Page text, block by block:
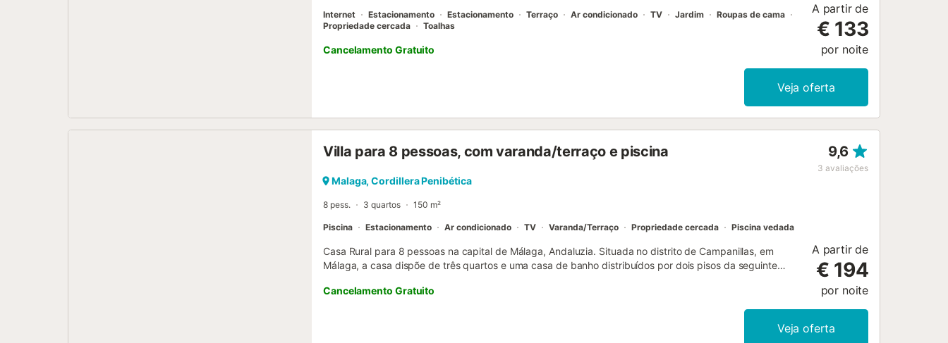
Internet Estacionamento Estacionamento Terraço Ar condicionado TV Jardim
Roupas de cama
Propriedade cercada
Toalhas
Cancelamento Gratuito
A partir de
€ 133
por noite
Veja oferta
Villa para 8 pessoas, com varanda/terraço e piscina 9,6
3 avaliações
Malaga, Cordillera Penibética
8 pess. 3 quartos 150 m²
Piscina Estacionamento Ar condicionado TV Varanda/Terraço Propriedade cercada Piscina vedada
Casa Rural para 8 pessoas na capital de Málaga, Andaluzia. Situada no distrito de Campanillas, em
Málaga, a casa dispõe de três quartos e uma casa de banho distribuídos por dois pisos da seguinte
cama de casal; enquanto que no rés-do-chão está o terceiro quarto que possui uma cama de casal. O
rés-do-chão completa-se com uma sala de estar, uma cozinha independente e uma casa de banho. No
exterior, pode desfrutar de uma piscina vedada e de uma área ajardinada com churrasqueira e zona de
Cancelamento Gratuito
A partir de
€ 194
por noite
Veja oferta